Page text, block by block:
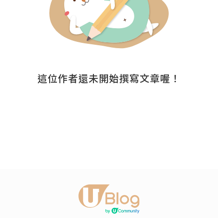
這位作者還未開始撰寫文章喔！